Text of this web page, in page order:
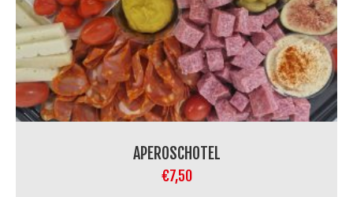
APEROSCHOTEL
€7,50